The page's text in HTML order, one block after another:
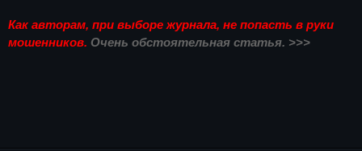
Как авторам, при выборе журнала, не попасть в руки
мошенников. Очень обстоятельная статья. >>>